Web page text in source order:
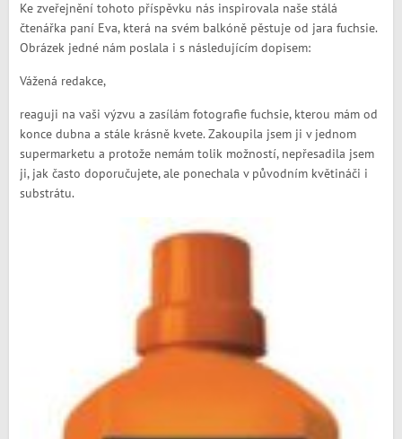
Ke zveřejnění tohoto příspěvku nás inspirovala naše stálá
čtenářka paní Eva, která na svém balkóně pěstuje od jara fuchsie.
Obrázek jedné nám poslala i s následujícím dopisem:
Vážená redakce,
reaguji na vaši výzvu a zasílám fotografie fuchsie, kterou mám od
konce dubna a stále krásně kvete. Zakoupila jsem ji v jednom
supermarketu a protože nemám tolik možností, nepřesadila jsem
ji, jak často doporučujete, ale ponechala v původním květináči i
substrátu.